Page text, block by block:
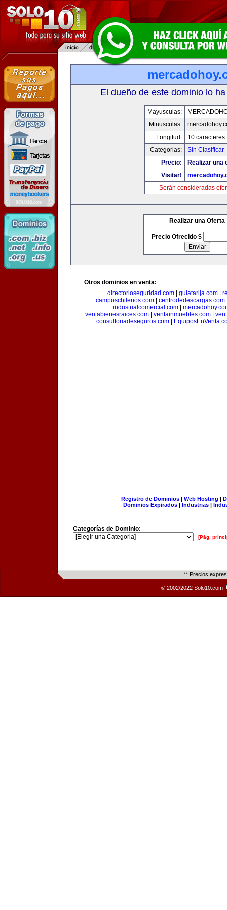
El dueño de este dominio lo
Mayusculas:
Minusculas:
Longitud:
10 caracteres
Categorias:
Sin Clasificar
Precio:
Realizar una
Visitar!
Serán consideradas
Realizar una Oferta
Precio Ofrecido $
Otros dominios en venta:
directorioseguridad.com| guiatarija.com|
camposchilenos.com| centrodedescargas.com
industrialcomercial.com
ventabienesraices.com| ventainmuebles.com|
consultoriadeseguros.com|
Registro de Dominios| Web Hosting |
Dominios Expirados | Industrias |
Categorías de Dominio:
[Pág.
** Precios
© 2002/2022 Solo10.com